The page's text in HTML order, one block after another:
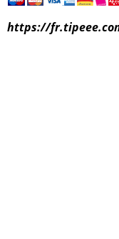
https://